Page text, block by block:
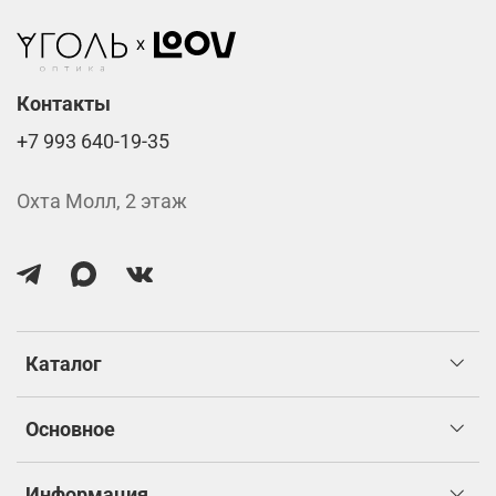
Стоимость указана за две линзы вместе с
изготовлением.
Каталог
Основное
Контакты
+7 993 640-19-35
Охта Молл, 2 этаж